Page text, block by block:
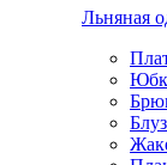
Льняная